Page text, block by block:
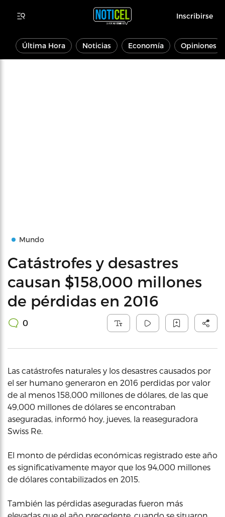
Inscribirse
Última Hora Noticias Economía Opiniones
Mundo
Catástrofes y desastres
causan $158,000 millones
de pérdidas en 2016
0
Las catástrofes naturales y los desastres causados por
el ser humano generaron en 2016 perdidas por valor
de al menos 158,000 millones de dólares, de las que
49,000 millones de dólares se encontraban
aseguradas, informó hoy, jueves, la reaseguradora
Swiss Re.
El monto de pérdidas económicas registrado este año
es significativamente mayor que los 94,000 millones
de dólares contabilizados en 2015.
También las pérdidas aseguradas fueron más